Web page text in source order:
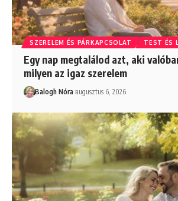
SZERELEM ÉS PÁRKAPCSOLAT TEST ÉS
Egy nap megtalálod azt, aki
milyen az igaz szerelem
Balogh Nóra augusztus 6, 2026